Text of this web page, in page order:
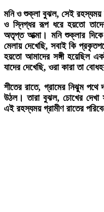
মনি ও শুক্লা বুঝল, সেই রহস্যময়
ও স্নিগ্ধর রূপ ধরে হয়তো
অতৃপ্ত আত্মা। মনি শুক্লার
মেলায় দেখেছি, সবাই কি
হয়তো আমাদের সঙ্গী হয়েছিল
যাদের দেখেছি, ওরা কারাতা
শীতের রাতে, গ্রামের নিঝুম পথে
উঠল। তারা বুঝল, চোখের
এই রহস্যময় গ্রামীণ রাতের